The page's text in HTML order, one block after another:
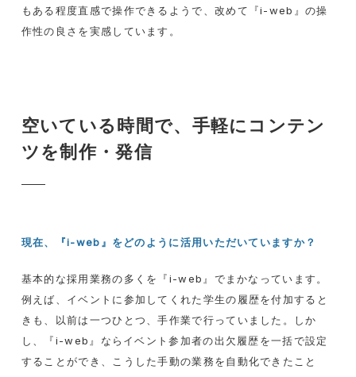
もある程度直感で操作できるようで、改めて『i-web』の操
作性の良さを実感しています。
空いている時間で、手軽にコンテン
ツを制作・発信
現在、『i-web』をどのように活用いただいていますか？
基本的な採用業務の多くを『i-web 』でまかなっています。
例えば、イベントに参加してくれた学生の履歴を付加すると
きも、以前は一つひとつ、手作業で行っていました。しか
し、『i-web 』ならイベント参加者の出欠履歴を一括で設定
することができ、こうした手動の業務を自動化できたこと